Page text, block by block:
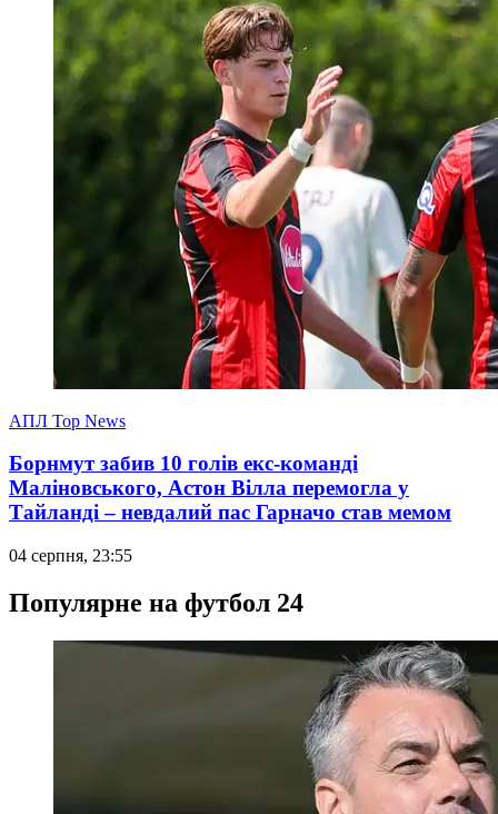
АПЛ Top News
Борнмут забив 10 голів екс-команді
Маліновського, Астон Вілла перемогла у
Тайланді – невдалий пас Гарначо став мемом
04 серпня, 23:55
Популярне на футбол 24